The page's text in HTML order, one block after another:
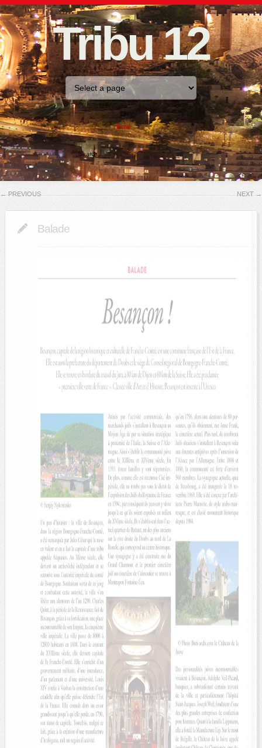
Tribu 12
Home
← PREVIOUS NEXT →
Balade